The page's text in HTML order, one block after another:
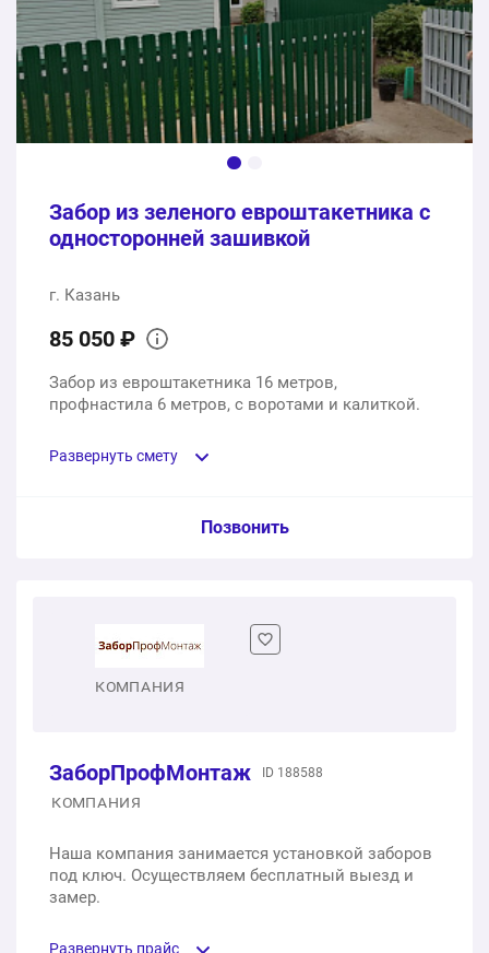
Услуги монтажа
1 услуга 25800 ₽
Доставка
Общая стоимость: 74800 ₽
Забор из зеленого евроштакетника с
односторонней зашивкой
г. Казань
85 050 ₽
Забор из евроштакетника 16 метров,
профнастила 6 метров, с воротами и калиткой.
Развернуть смету
Пункт сметы / Ед. изм. / Цена
68000 ₽
Доставка и разгрузка
Работы по монтажу всего объема на каркас,
поготовленный заказчиком
1 услуга 12950 ₽
Позвонить
КОМПАНИЯ
ЗаборПрофМонтаж
ID 188588
КОМПАНИЯ
Наша компания занимается установкой заборов
под ключ. Осуществляем бесплатный выезд и
замер.
Развернуть прайс